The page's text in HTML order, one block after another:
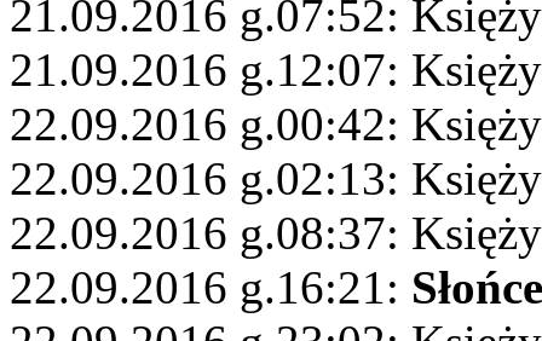
21.09.2016 g.07:52:
21.09.2016 g.12:07:
22.09.2016 g.00:42:
22.09.2016 g.02:13:
22.09.2016 g.08:37:
22.09.2016 g.16:21: Słońce